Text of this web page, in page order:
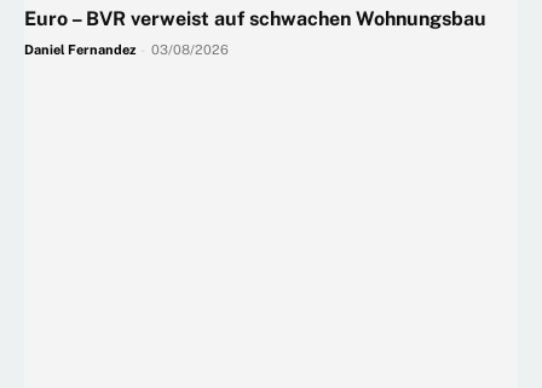
Euro – BVR verweist auf schwachen Wohnungsbau
Daniel Fernandez 03/08/2026